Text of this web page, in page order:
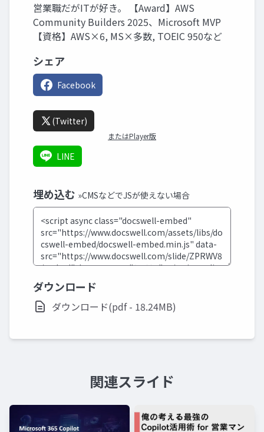
営業職だがITが好き。 【Award】AWS
Community Builders 2025、Microsoft MVP
【資格】AWS×6, MS×多数, TOEIC 950など
シェア
Facebook
(Twitter)
またはPlayer版
LINE
埋め込む »CMSなどでJSが使えない場合
ダウンロード
ダウンロード(pdf - 18.24MB)
関連スライド